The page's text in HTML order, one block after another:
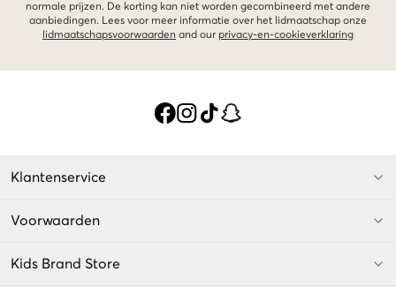
normale prijzen. De korting kan niet worden gecombineerd met andere
aanbiedingen. Lees voor meer informatie over het lidmaatschap onze
lidmaatschapsvoorwaarden and our privacy-en-cookieverklaring
Klantenservice
Voorwaarden
Kids Brand Store